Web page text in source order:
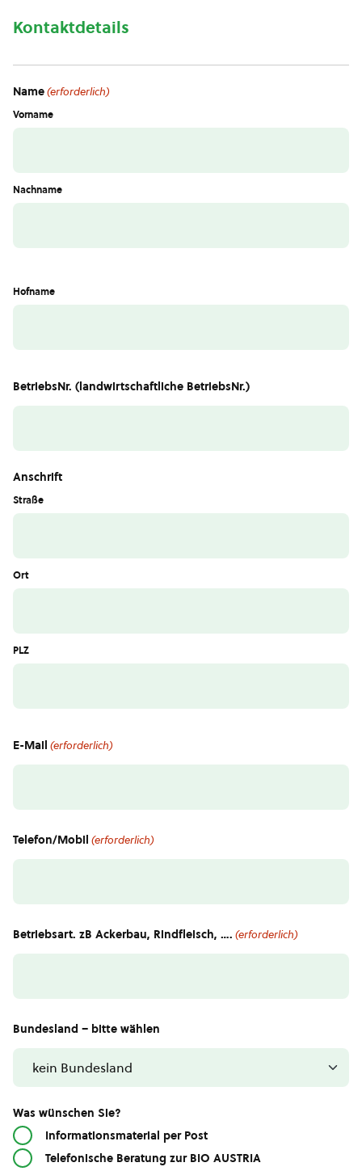
Kontaktdetails
Name(erforderlich)
Vorname
Nachname
Hofname
BetriebsNr. (landwirtschaftliche BetriebsNr.)
Anschrift
Straße
Ort
PLZ
E-Mail (erforderlich)
Telefon/Mobil (erforderlich)
Betriebsart. zB Ackerbau, Rindfleisch, …. (erforderlich)
Bundesland – bitte wählen
Was wünschen Sie?
Informationsmaterial per Post
Telefonische Beratung zur BIO AUSTRIA